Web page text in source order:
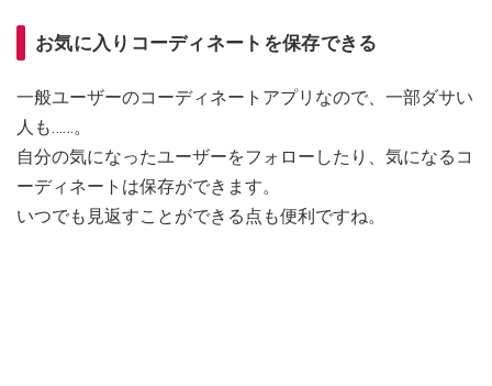
お気に入りコーディネートを保存できる
一般ユーザーのコーディネートアプリなので、一部ダサい
人も……。
自分の気になったユーザーをフォローしたり、気になるコ
ーディネートは保存ができます。
いつでも見返すことができる点も便利ですね。